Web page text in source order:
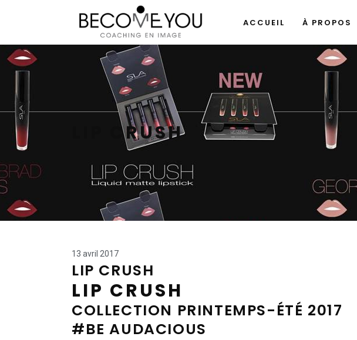
ACCUEIL À PROPOS
LIP CRUSH
13 avril 2017
LIP CRUSH
LIP CRUSH
COLLECTION PRINTEMPS-ÉTÉ 2017
#BE AUDACIOUS